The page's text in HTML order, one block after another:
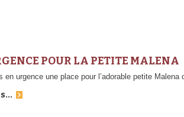
POUR LA PETITE MALENA
en urgence une place pour l’adorable petite